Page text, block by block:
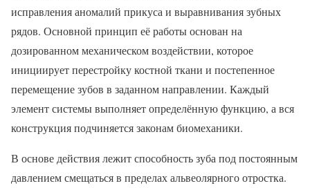
исправления аномалий прикуса и выравнивания зубных
рядов. Основной принцип её работы основан на
дозированном механическом воздействии, которое
инициирует перестройку костной ткани и постепенное
перемещение зубов в заданном направлении. Каждый
элемент системы выполняет определённую функцию, а вся
конструкция подчиняется законам биомеханики.
В основе действия лежит способность зуба под постоянным
давлением смещаться в пределах альвеолярного отростка.